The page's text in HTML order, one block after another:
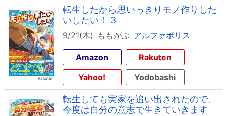
転生したから思いっきりモノ作りした
いしたい！ 3
9/21(木) ももがぶ アルファポリス
Amazon
Rakuten
Yahoo!
Yodobashi
転生しても実家を追い出されたので、
今度は自分の意志で生きていきます